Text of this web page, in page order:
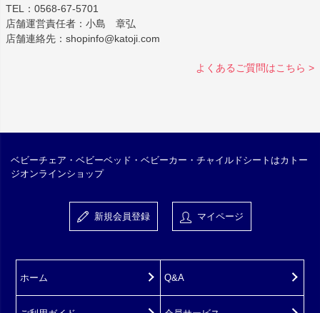
TEL：0568-67-5701
店舗運営責任者：小島 章弘
店舗連絡先：shopinfo@katoji.com
よくあるご質問はこちら >
ベビーチェア・ベビーベッド・ベビーカー・チャイルドシートはカトー
ジオンラインショップ
新規会員登録 マイページ
ホーム Q&A